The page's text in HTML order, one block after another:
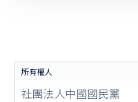
社團法人中國國民黨